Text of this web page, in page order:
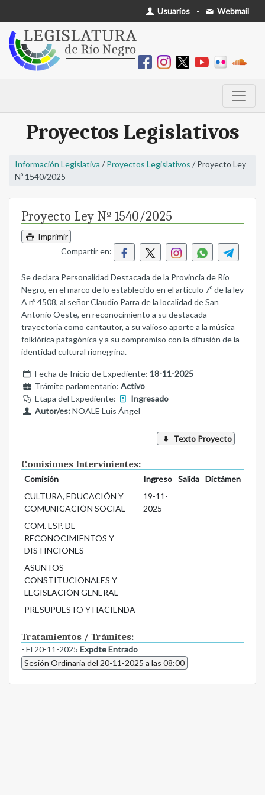
Usuarios - Webmail
Proyectos Legislativos
Información Legislativa / Proyectos Legislativos / Proyecto Ley
Nº 1540/2025
Proyecto Ley Nº 1540/2025
Imprimir
Compartir en:
Se declara Personalidad Destacada de la Provincia de Río
Negro, en el marco de lo establecido en el artículo 7º de la ley
A nº 4508, al señor Claudio Parra de la localidad de San
Antonio Oeste, en reconocimiento a su destacada
trayectoria como cantautor, a su valioso aporte a la música
folklórica patagónica y a su compromiso con la difusión de la
identidad cultural rionegrina.
Fecha de Inicio de Expediente: 18-11-2025
Trámite parlamentario: Activo
Etapa del Expediente:
Ingresado
Autor/es:NOALE Luis Ángel
Texto Proyecto
Comisiones Intervinientes:
Comisión Ingreso Salida
Dictámen
CULTURA, EDUCACIÓN Y
COMUNICACIÓN SOCIAL
19-11-
2025
COM. ESP. DE
RECONOCIMIENTOS Y
DISTINCIONES
ASUNTOS
CONSTITUCIONALES Y
LEGISLACIÓN GENERAL
PRESUPUESTO Y HACIENDA
Tratamientos / Trámites:
- El 20-11-2025 Expdte Entrado
Sesión Ordinaria del 20-11-2025 a las 08:00